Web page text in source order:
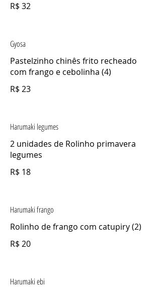
R$ 32
Gyosa
Pastelzinho chinês frito recheado
com frango e cebolinha (4)
R$ 23
Harumaki legumes
2 unidades de Rolinho primavera
legumes
R$ 18
Harumaki frango
Rolinho de frango com catupiry (2)
R$ 20
Harumaki ebi